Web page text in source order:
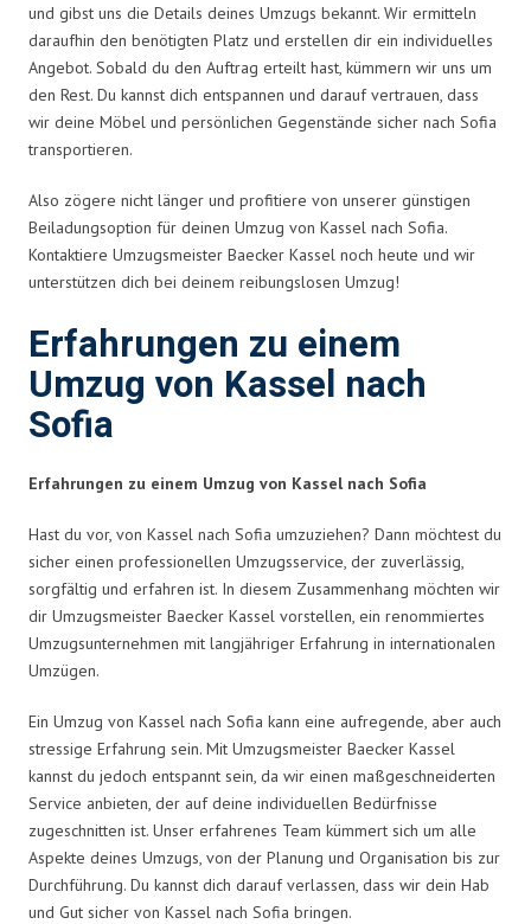
und gibst uns die Details deines Umzugs bekannt. Wir ermitteln
daraufhin den benötigten Platz und erstellen dir ein individuelles
Angebot. Sobald du den Auftrag erteilt hast, kümmern wir uns um
den Rest. Du kannst dich entspannen und darauf vertrauen, dass
wir deine Möbel und persönlichen Gegenstände sicher nach Sofia
transportieren.
Also zögere nicht länger und profitiere von unserer günstigen
Beiladungsoption für deinen Umzug von Kassel nach Sofia.
Kontaktiere Umzugsmeister Baecker Kassel noch heute und wir
unterstützen dich bei deinem reibungslosen Umzug!
Erfahrungen zu einem
Umzug von Kassel nach
Sofia
Erfahrungen zu einem Umzug von Kassel nach Sofia
Hast du vor, von Kassel nach Sofia umzuziehen? Dann möchtest du
sicher einen professionellen Umzugsservice, der zuverlässig,
sorgfältig und erfahren ist. In diesem Zusammenhang möchten wir
dir Umzugsmeister Baecker Kassel vorstellen, ein renommiertes
Umzugsunternehmen mit langjähriger Erfahrung in internationalen
Umzügen.
Ein Umzug von Kassel nach Sofia kann eine aufregende, aber auch
stressige Erfahrung sein. Mit Umzugsmeister Baecker Kassel
kannst du jedoch entspannt sein, da wir einen maßgeschneiderten
Service anbieten, der auf deine individuellen Bedürfnisse
zugeschnitten ist. Unser erfahrenes Team kümmert sich um alle
Aspekte deines Umzugs, von der Planung und Organisation bis zur
Durchführung. Du kannst dich darauf verlassen, dass wir dein Hab
und Gut sicher von Kassel nach Sofia bringen.